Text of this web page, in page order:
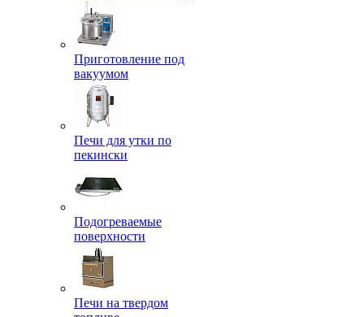
Приготовление под
вакуумом
Печи для утки по
пекински
Подогреваемые
поверхности
Печи на твердом